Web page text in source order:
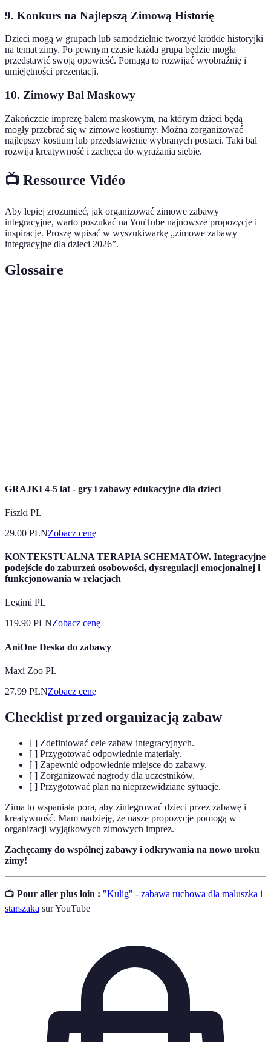
9. Konkurs na Najlepszą Zimową Historię
Dzieci mogą w grupach lub samodzielnie tworzyć krótkie historyjki
na temat zimy. Po pewnym czasie każda grupa będzie mogła
przedstawić swoją opowieść. Pomaga to rozwijać wyobraźnię i
umiejętności prezentacji.
10. Zimowy Bal Maskowy
Zakończcie imprezę balem maskowym, na którym dzieci będą
mogły przebrać się w zimowe kostiumy. Można zorganizować
najlepszy kostium lub przedstawienie wybranych postaci. Taki bal
rozwija kreatywność i zachęca do wyrażania siebie.
📺 Ressource Vidéo
Aby lepiej zrozumieć, jak organizować zimowe zabawy
integracyjne, warto poszukać na YouTube najnowsze propozycje i
inspiracje. Proszę wpisać w wyszukiwarkę „zimowe zabawy
integracyjne dla dzieci 2026”.
Glossaire
GRAJKI 4-5 lat - gry i zabawy edukacyjne dla dzieci
Fiszki PL
29.00 PLNZobacz cenę
KONTEKSTUALNA TERAPIA SCHEMATÓW. Integracyjne
podejście do zaburzeń osobowości, dysregulacji emocjonalnej i
funkcjonowania w relacjach
Legimi PL
119.90 PLNZobacz cenę
AniOne Deska do zabawy
Maxi Zoo PL
27.99 PLNZobacz cenę
Checklist przed organizacją zabaw
[ ] Zdefiniować cele zabaw integracyjnych.
[ ] Przygotować odpowiednie materiały.
[ ] Zapewnić odpowiednie miejsce do zabawy.
[ ] Zorganizować nagrody dla uczestników.
[ ] Przygotować plan na nieprzewidziane sytuacje.
Zima to wspaniała pora, aby zintegrować dzieci przez zabawę i
kreatywność. Mam nadzieję, że nasze propozycje pomogą w
organizacji wyjątkowych zimowych imprez.
Zachęcamy do wspólnej zabawy i odkrywania na nowo uroku
zimy!
📺 Pour aller plus loin : "Kulig" - zabawa ruchowa dla maluszka i
starszaka sur YouTube